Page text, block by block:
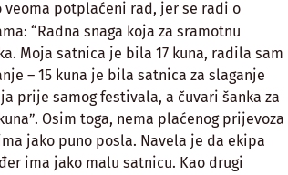
potplaćeni rad, jer se radi o
“Radna snaga koja za sramotnu
Moja satnica je bila 17 kuna, radila sam
– 15 kuna je bila satnica za slaganje
prije samog festivala, a čuvari šanka za
Osim toga, nema plaćenog prijevoza
jako puno posla. Navela je da ekipa
ima jako malu satnicu. Kao drugi